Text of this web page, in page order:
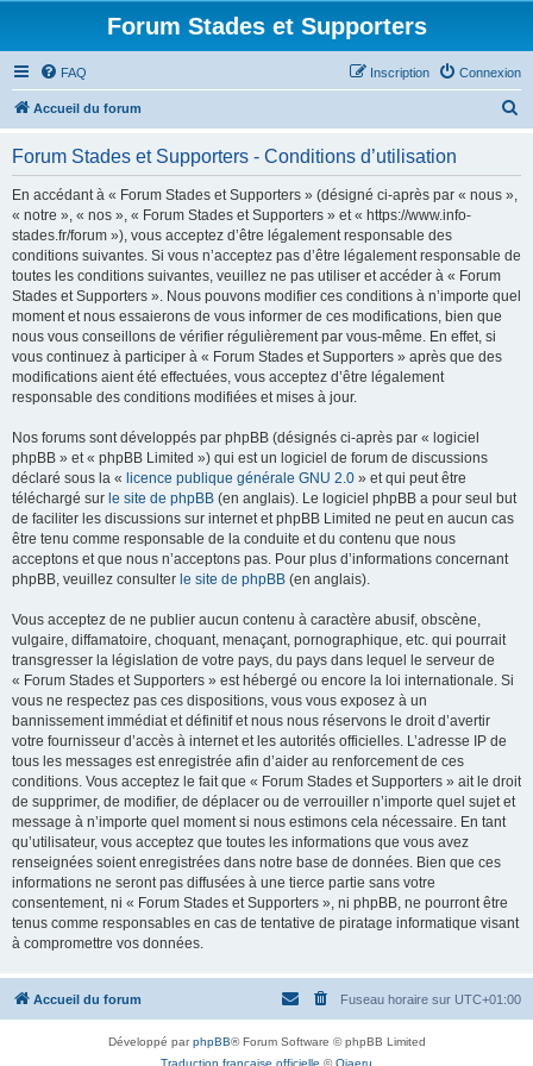
Forum Stades et Supporters
FAQ Connexion
Inscription
Accueil du forum
Forum Stades et Supporters - Conditions d’utilisation
En accédant à « Forum Stades et Supporters » (désigné ci-après par « nous »,
« notre », « nos », « Forum Stades et Supporters » et « https://www.info-
stades.fr/forum »), vous acceptez d’être légalement responsable des
conditions suivantes. Si vous n’acceptez pas d’être légalement responsable de
toutes les conditions suivantes, veuillez ne pas utiliser et accéder à « Forum
Stades et Supporters ». Nous pouvons modifier ces conditions à n’importe quel
moment et nous essaierons de vous informer de ces modifications, bien que
nous vous conseillons de vérifier régulièrement par vous-même. En effet, si
vous continuez à participer à « Forum Stades et Supporters » après que des
modifications aient été effectuées, vous acceptez d’être légalement
responsable des conditions modifiées et mises à jour.
Nos forums sont développés par phpBB (désignés ci-après par « logiciel
phpBB » et « phpBB Limited ») qui est un logiciel de forum de discussions
déclaré sous la « licence publique générale GNU 2.0 » et qui peut être
téléchargé sur le site de phpBB (en anglais). Le logiciel phpBB a pour seul but
de faciliter les discussions sur internet et phpBB Limited ne peut en aucun cas
être tenu comme responsable de la conduite et du contenu que nous
acceptons et que nous n’acceptons pas. Pour plus d’informations concernant
phpBB, veuillez consulter le site de phpBB (en anglais).
Vous acceptez de ne publier aucun contenu à caractère abusif, obscène,
vulgaire, diffamatoire, choquant, menaçant, pornographique, etc. qui pourrait
transgresser la législation de votre pays, du pays dans lequel le serveur de
« Forum Stades et Supporters » est hébergé ou encore la loi internationale. Si
vous ne respectez pas ces dispositions, vous vous exposez à un
bannissement immédiat et définitif et nous nous réservons le droit d’avertir
votre fournisseur d’accès à internet et les autorités officielles. L’adresse IP de
tous les messages est enregistrée afin d’aider au renforcement de ces
conditions. Vous acceptez le fait que « Forum Stades et Supporters » ait le droit
de supprimer, de modifier, de déplacer ou de verrouiller n’importe quel sujet et
message à n’importe quel moment si nous estimons cela nécessaire. En tant
qu’utilisateur, vous acceptez que toutes les informations que vous avez
renseignées soient enregistrées dans notre base de données. Bien que ces
informations ne seront pas diffusées à une tierce partie sans votre
consentement, ni « Forum Stades et Supporters », ni phpBB, ne pourront être
tenus comme responsables en cas de tentative de piratage informatique visant
à compromettre vos données.
Accueil du forum Fuseau horaire sur UTC+01:00
Développé parphpBB® Forum Software © phpBB Limited
Traduction française officielle ©Qiaeru